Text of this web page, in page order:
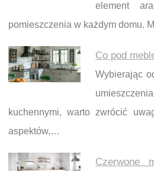
element
pomieszczenia w każdym domu.
Co pod
Wybierając
kuchennymi, warto zwrócić
aspektów,…
Czerwone